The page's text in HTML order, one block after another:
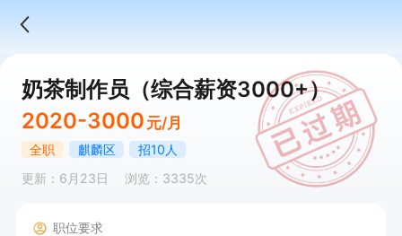
奶茶制作员（综合薪资3000+）
2020-3000 元/月
全职 麒麟区
招10人
更新：6月23日
浏览：3335次
职位要求